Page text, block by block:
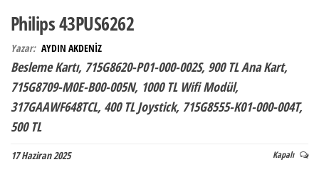
Philips 43PUS6262
Yazar: AYDIN AKDENİZ
Besleme Kartı, 715G8620-P01-000-002S, 900 TL Ana Kart,
715G8709-M0E-B00-005N, 1000 TL Wifi Modül,
317GAAWF648TCL, 400 TL Joystick, 715G8555-K01-000-004T,
500 TL
17 Haziran 2025 Kapalı